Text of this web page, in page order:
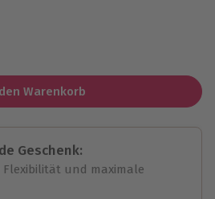
Warenkorb
Geschenk:
Flexibilität und maximale